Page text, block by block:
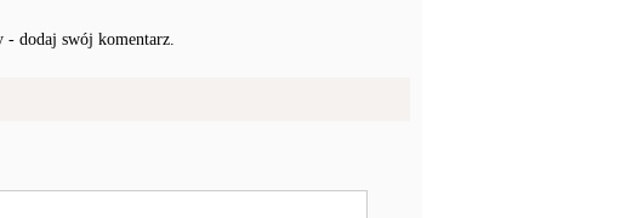
- dodaj swój komentarz.